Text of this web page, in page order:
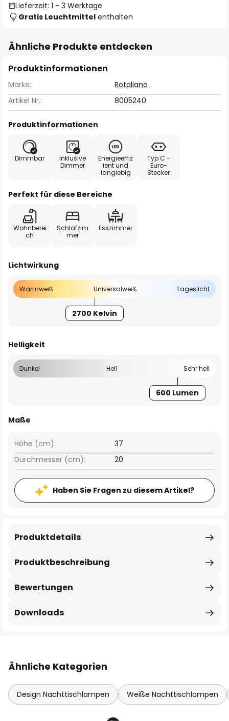
Lieferzeit: 1 - 3 Werktage
Gratis Leuchtmittel enthalten
Ähnliche Produkte entdecken
Produktinformationen
Marke:
Rotaliana
Artikel Nr.:
8005240
Produktinformationen
Dimmbar
Inklusive
Dimmer
Energieeffiz
ient und
langlebig
Typ C -
Euro-
Stecker
Perfekt für diese Bereiche
Wohnberei
ch
Schlafzim
mer
Esszimmer
Lichtwirkung
Warmweiß Universalweiß Tageslicht
2700 Kelvin
Helligkeit
Dunkel Hell Sehr hell
600 Lumen
Maße
Höhe (cm):
37
Durchmesser (cm):
20
Haben Sie Fragen zu diesem Artikel?
Produktbeschreibung
Produktdetails
Bewertungen
Downloads
Ähnliche Kategorien
Design Nachttischlampen Weiße Nachttischlampen